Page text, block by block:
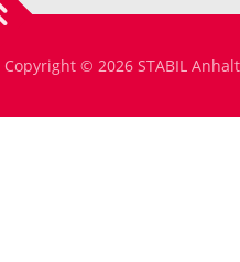
Copyright © 2026 STABIL